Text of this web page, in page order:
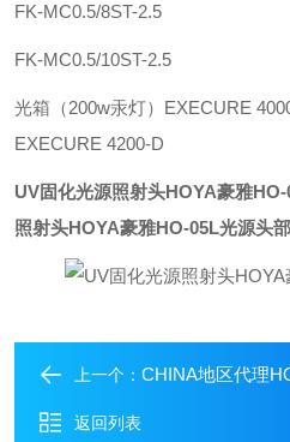
FK-MC0.5/8ST-2.5
FK-MC0.5/10ST-2.5
光箱（200w汞灯）EXECURE
EXECURE 4200-D
UV固化光源照射头HOYA豪雅
照射头HOYA豪雅HO-05L光源头
上一个： CHINA地区代理
返回列表